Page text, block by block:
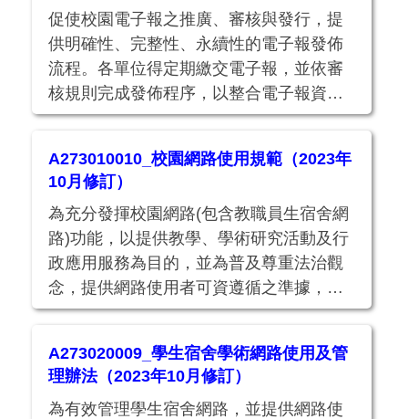
促使校園電子報之推廣、審核與發行，提
供明確性、完整性、永續性的電子報發佈
流程。各單位得定期繳交電子報，並依審
核規則完成發佈程序，以整合電子報資訊
提升本校整體形象。
A273010010_校園網路使用規範（2023年
10月修訂）
為充分發揮校園網路(包含教職員生宿舍網
路)功能，以提供教學、學術研究活動及行
政應用服務為目的，並為普及尊重法治觀
念，提供網路使用者可資遵循之準據，依
據教育部核定之「教育部校園網路使用規
此規範。
A273020009_學生宿舍學術網路使用及管
理辦法（2023年10月修訂）
為有效管理學生宿舍網路，並提供網路使